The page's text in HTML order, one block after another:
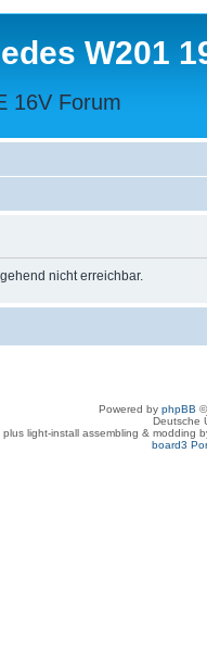
W201
16V Forum
nicht erreichbar.
Powered by phpBB
Deutsche
plus light-install assembling & modding
board3